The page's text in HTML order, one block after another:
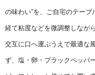
の味わい”を、ご自宅のテー
経て粘度などを微調整しなが
交互に口へ運ぶうえで最適な
ず、塩・卵・ブラックペッパ